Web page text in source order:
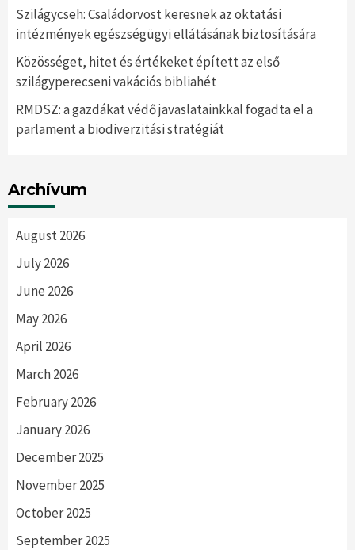
Szilágycseh: Családorvost keresnek az oktatási
intézmények egészségügyi ellátásának biztosítására
Közösséget, hitet és értékeket épített az első
szilágyperecseni vakációs bibliahét
RMDSZ: a gazdákat védő javaslatainkkal fogadta el a
parlament a biodiverzitási stratégiát
Archívum
August 2026
July 2026
June 2026
May 2026
April 2026
March 2026
February 2026
January 2026
December 2025
November 2025
October 2025
September 2025